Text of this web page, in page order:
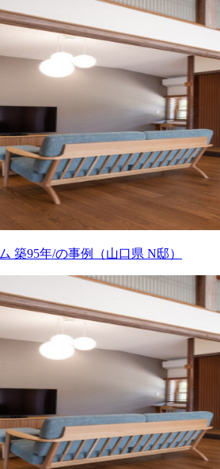
築95年/の事例（山口県 N邸）